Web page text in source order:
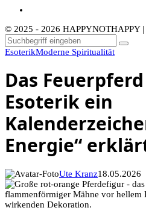
© 2025 - 2026 HAPPYNOTHAPPY |
EsoterikModerne Spiritualität
Das
Esoterik ein
Energie“
Ute Kranz18.05.2026